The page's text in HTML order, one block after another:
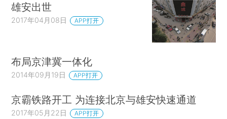
雄安出世
2017年04月08日 APP打开
布局京津冀一体化
2014年09月19日 APP打开
京霸铁路开工 为连接北京与雄安快速通道
2017年05月22日 APP打开